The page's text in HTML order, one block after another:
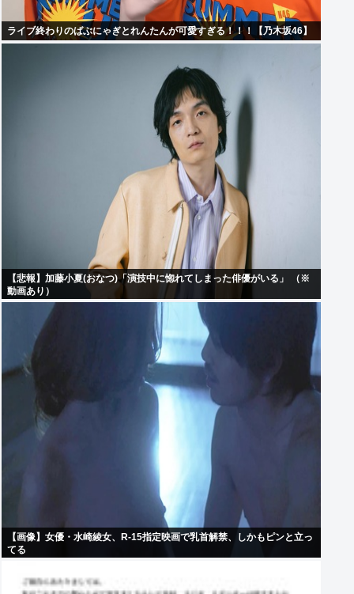
ライブ終わりのばぶにゃぎとれんたんが可愛すぎる！！！【乃木坂46】
【悲報】加藤小夏(おなつ)「演技中に惚れてしまった俳優がいる」 （※
動画あり）
【画像】女優・水崎綾女、R-15指定映画で乳首解禁、しかもピンと立っ
てる